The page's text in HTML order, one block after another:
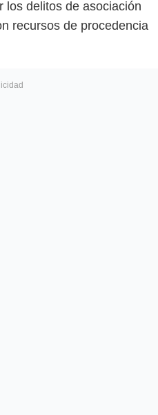
los delitos de asociación
recursos de procedencia